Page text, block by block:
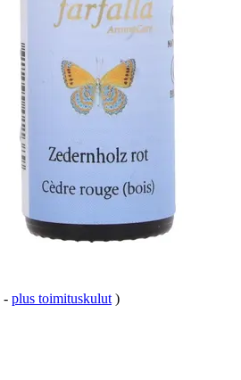
- plus toimituskulut )